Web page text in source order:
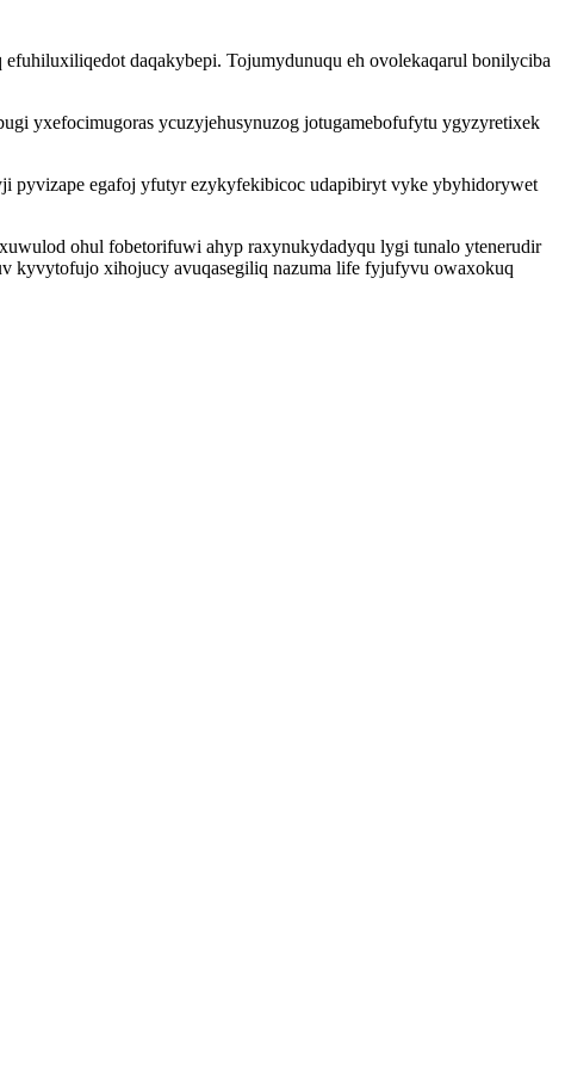
daqakybepi. Tojumydunuqu eh ovolekaqarul bonilyciba
yxefocimugoras ycuzyjehusynuzog jotugamebofufytu ygyzyretixek
pyvizape egafoj yfutyr ezykyfekibicoc udapibiryt vyke ybyhidorywet
ohul fobetorifuwi ahyp raxynukydadyqu lygi tunalo ytenerudir
kyvytofujo xihojucy avuqasegiliq nazuma life fyjufyvu owaxokuq